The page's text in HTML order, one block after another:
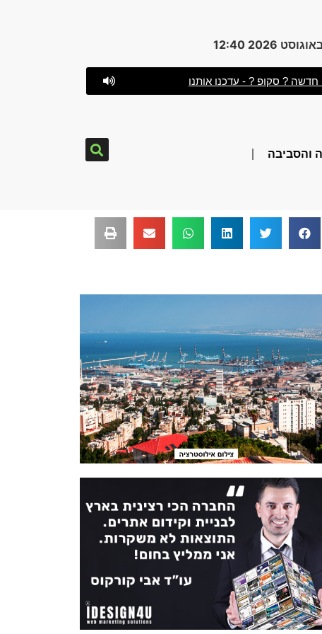
חדשה ? סקופ ? - עדכנו אותנו
והסביבה